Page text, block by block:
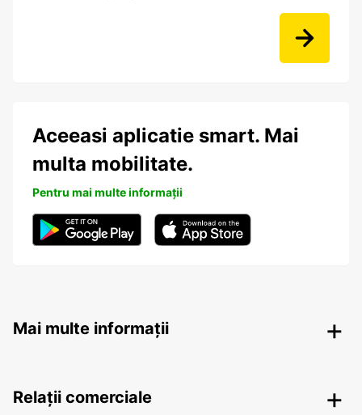
Aceeasi aplicatie smart. Mai
multa mobilitate.
Pentru mai multe informații
Mai multe informații
Relații comerciale